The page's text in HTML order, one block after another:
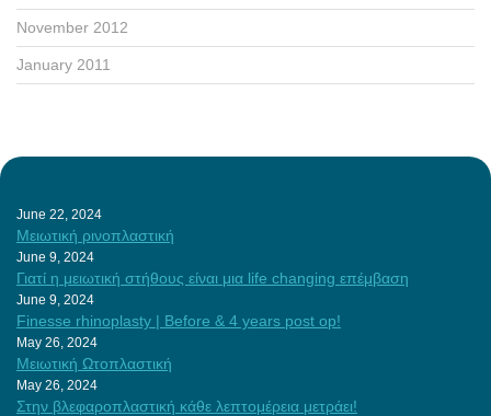
November 2012
January 2011
June 22, 2024
Μειωτική ρινοπλαστική
June 9, 2024
Γιατί η μειωτική στήθους είναι μια life changing επέμβαση
June 9, 2024
Finesse rhinoplasty | Before & 4 years post op!
May 26, 2024
Μειωτική Ωτοπλαστική
May 26, 2024
Στην βλεφαροπλαστική κάθε λεπτομέρεια μετράει!